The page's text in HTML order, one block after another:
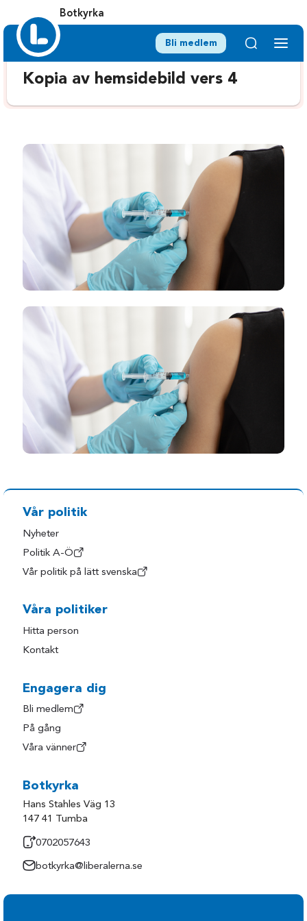
Botkyrka
Bli medlem
Kopia av hemsidebild vers 4
Vår politik
Nyheter
Politik A-Ö
Vår politik på lätt svenska
Våra politiker
Hitta person
Kontakt
Engagera dig
Bli medlem
På gång
Våra vänner
Botkyrka
Hans Stahles Väg 13
147 41 Tumba
0702057643
botkyrka@liberalerna.se